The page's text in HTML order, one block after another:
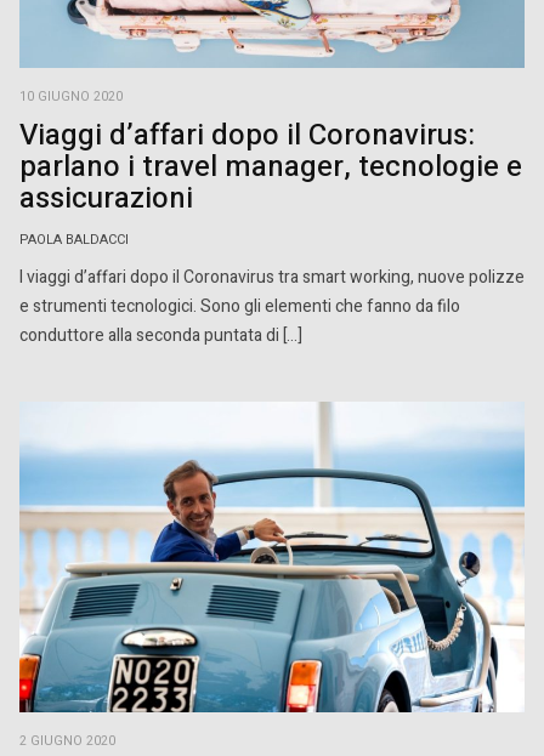
10 GIUGNO 2020
Viaggi d’affari dopo il Coronavirus:
parlano i travel manager, tecnologie e
assicurazioni
PAOLA BALDACCI
I viaggi d’affari dopo il Coronavirus tra smart working, nuove polizze
e strumenti tecnologici. Sono gli elementi che fanno da filo
conduttore alla seconda puntata di […]
2 GIUGNO 2020